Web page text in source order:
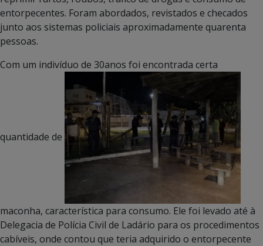
entorpecentes. Foram abordados, revistados e checados
junto aos sistemas policiais aproximadamente quarenta
pessoas.
Com um indivíduo de 30anos foi encontrada certa
quantidade de
maconha, característica para consumo. Ele foi levado até à
Delegacia de Polícia Civil de Ladário para os procedimentos
cabíveis, onde contou que teria adquirido o entorpecente